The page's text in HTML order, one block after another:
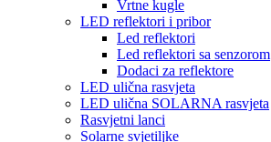
Vrtne kugle
LED reflektori i pribor
Led reflektori
Led reflektori sa senzorom
Dodaci za reflektore
LED ulična rasvjeta
LED ulična SOLARNA rasvjeta
Rasvjetni lanci
Solarne svjetiljke